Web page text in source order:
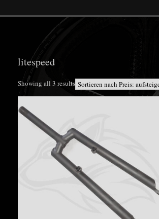
litespeed
Showing all 3 resultsSorted
by
high